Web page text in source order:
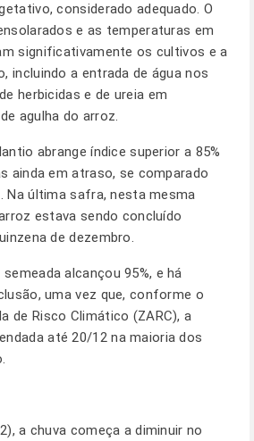
considerado adequado. O
e as temperaturas em
significativamente os cultivos e a
incluindo a entrada de água nos
herbicidas e de ureia em
agulha do arroz.
abrange índice superior a 85%
ainda em atraso, se comparado
Na última safra, nesta mesma
estava sendo concluído
de dezembro.
alcançou 95%, e há
uma vez que, conforme o
de Risco Climático (ZARC), a
até 20/12 na maioria dos
a chuva começa a diminuir no